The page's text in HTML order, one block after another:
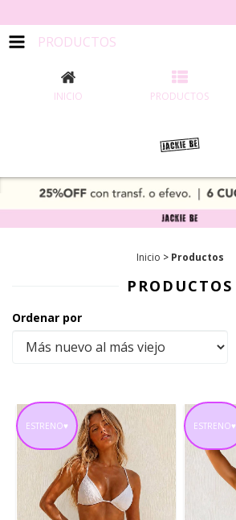
PRODUCTOS
INICIO PRODUCTOS
Inicio > Productos
PRODUCTOS
Ordenar por
ESTRENO♥ ESTRENO♥